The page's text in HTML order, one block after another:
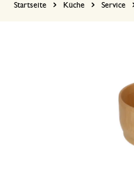
Startseite Küche Service